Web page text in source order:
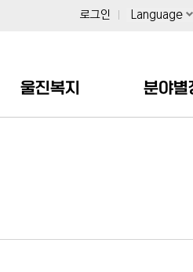
로그인 Language
울진복지 분야별